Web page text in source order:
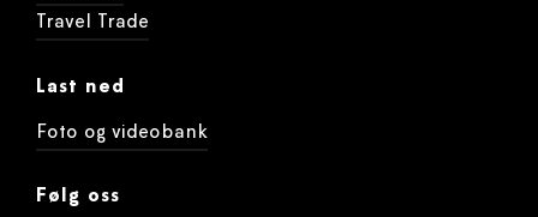
Travel Trade
Last ned
Foto og videobank
Følg oss